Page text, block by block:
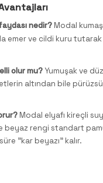
nedir? Modal
emer ve cildi kuru
olur mu?Yumuşak ve
altından bile
Modal elyafı kireçli
beyaz rengi standart
"kar beyazı" kalır.